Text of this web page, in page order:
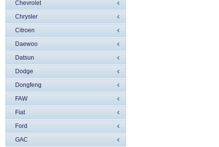
Chevrolet
Chrysler
Citroen
Daewoo
Datsun
Dodge
Dongfeng
FAW
Fiat
Ford
GAC